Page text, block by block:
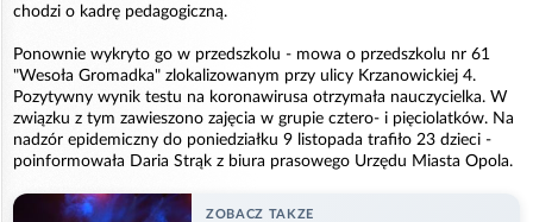
chodzi o kadrę pedagogiczną.
Ponownie wykryto go w przedszkolu - mowa o przedszkolu nr 61
"Wesoła Gromadka" zlokalizowanym przy ulicy Krzanowickiej 4.
Pozytywny wynik testu na koronawirusa otrzymała nauczycielka. W
związku z tym zawieszono zajęcia w grupie cztero- i pięciolatków. Na
nadzór epidemiczny do poniedziałku 9 listopada trafiło 23 dzieci -
poinformowała Daria Strąk z biura prasowego Urzędu Miasta Opola.
ZOBACZ TAKZE